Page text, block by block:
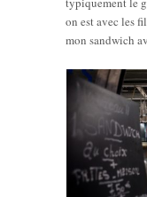
on est avec les
mon sandwich